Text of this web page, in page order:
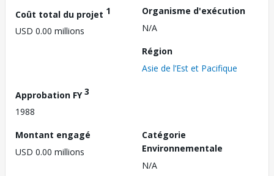
Coût total du projet 1
USD 0.00 millions
Organisme d'exécution
N/A
Région
Asie de l’Est et Pacifique
Approbation FY3
1988
Montant engagé
USD 0.00 millions
Catégorie
Environnementale
N/A